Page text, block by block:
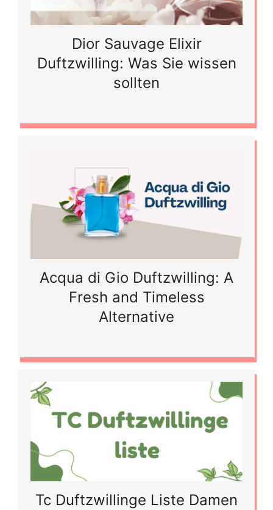
Dior Sauvage Elixir
Duftzwilling: Was Sie wissen
sollten
Acqua di Gio Duftzwilling: A
Fresh and Timeless
Alternative
Tc Duftzwillinge Liste Damen